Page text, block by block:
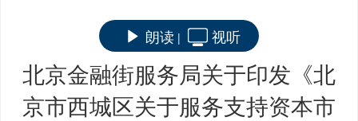
朗读 | 视听
北京金融街服务局关于印发《北
京市西城区关于服务支持资本市